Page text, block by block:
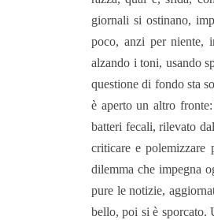
giornali si ostinano,
poco, anzi per niente,
alzando i toni, usando
questione di fondo sta
è aperto un altro
batteri fecali, rilevato
criticare e polemizzare
dilemma che impegna
pure le notizie,
bello, poi si è sporcato.